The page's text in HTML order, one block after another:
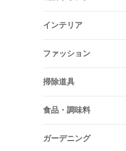
インテリア
ファッション
掃除道具
食品・調味料
ガーデニング